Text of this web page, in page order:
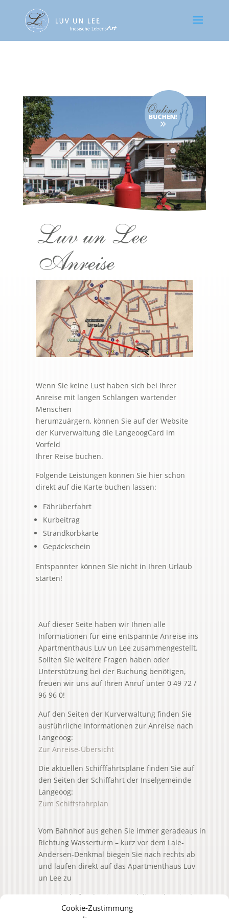
Cookie-Zustimmung
Luv un Lee
Anreise
Wenn Sie keine Lust haben sich bei Ihrer
Anreise mit langen Schlangen wartender
Menschen
herumzuärgern, können Sie auf der Website
der Kurverwaltung die LangeoogCard im
Vorfeld
Ihrer Reise buchen.
Folgende Leistungen können Sie hier schon
direkt auf die Karte buchen lassen:
Fährüberfahrt
Kurbeitrag
Strandkorbkarte
Gepäckschein
Entspannter können Sie nicht in Ihren Urlaub
starten!
Auf dieser Seite haben wir Ihnen alle
Informationen für eine entspannte Anreise ins
Apartmenthaus Luv un Lee zusammengestellt.
Sollten Sie weitere Fragen haben oder
Unterstützung bei der Buchung benötigen,
freuen wir uns auf Ihren Anruf unter 0 49 72 /
96 96 0!
Auf den Seiten der Kurverwaltung finden Sie
ausführliche Informationen zur Anreise nach
Langeoog:
Zur Anreise-Übersicht
Die aktuellen Schifffahrtspläne finden Sie auf
den Seiten der Schiffahrt der Inselgemeinde
Langeoog:
Zum Schiffsfahrplan
Vom Bahnhof aus gehen Sie immer geradeaus in
Richtung Wasserturm – kurz vor dem Lale-
Andersen-Denkmal biegen Sie nach rechts ab
und laufen direkt auf das Apartmenthaus Luv
un Lee zu
Am Bahnhof steht ein Gepäckdienst bereit, der
Ihre Koffer gegen eine geringe Gebühr in unser